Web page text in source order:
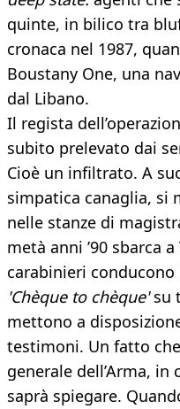
quinte, in bilico tra
cronaca nel 1987,
Boustany One, una
dal Libano.
Il regista
subito prelevato dai
Cioè un infiltrato. A
simpatica canaglia, si
nelle stanze di
metà anni ’90 sbarca
carabinieri
'Chèque to chèque'su
mettono a
testimoni. Un fatto
generale dell’Arma, in
saprà spiegare.